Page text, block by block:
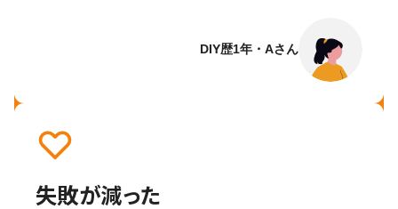
DIY歴1年・Aさん
失敗が減った